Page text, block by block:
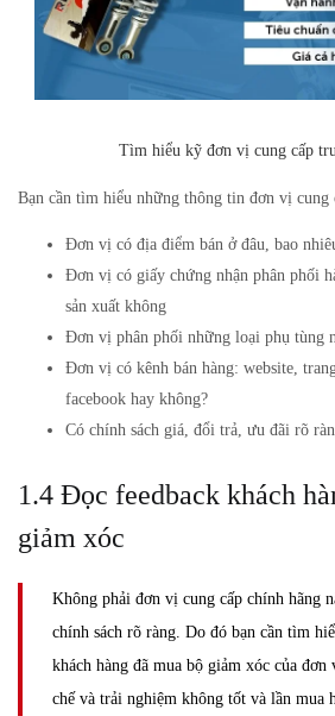
Tìm hiểu kỹ đơn vị cung cấp
Bạn cần tìm hiểu những thông tin đơn vị cung
Đơn vị có địa điểm bán ở đâu, bao
Đơn vị có giấy chứng nhận phân phối
sản xuất không
Đơn vị phân phối những loại phụ tùng
Đơn vị có kênh bán hàng: website,
facebook hay không?
Có chính sách giá, đổi trả, ưu đãi rõ
1.4 Đọc feedback khách
giảm xóc
Không phải đơn vị cung cấp chính hãng
chính sách rõ ràng. Do đó bạn cần tìm
khách hàng đã mua bộ giảm xóc của
chế và trải nghiệm không tốt và lần mua